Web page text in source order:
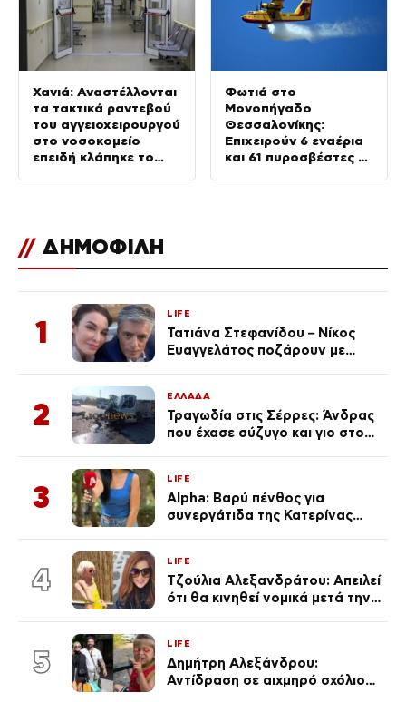
Χανιά: Αναστέλλονται
τα τακτικά ραντεβού
του αγγειοχειρουργού
στο νοσοκομείο
επειδή κλάπηκε το
Φωτιά στο
Μονοπήγαδο
Θεσσαλονίκης:
Επιχειρούν 6 εναέρια
και 61 πυροσβέστες με
// ΔΗΜΟΦΙΛΗ
1
LIFE
Τατιάνα Στεφανίδου – Νίκος
Ευαγγελάτος ποζάρουν με
2
ΕΛΛΑΔΑ
Τραγωδία στις Σέρρες: Άνδρας
που έχασε σύζυγο και γιο στο
3
LIFE
Alpha: Βαρύ πένθος για
συνεργάτιδα της Κατερίνας
του Θεού»
4
LIFE
Τζούλια Αλεξανδράτου: Απειλεί
ότι θα κινηθεί νομικά μετά την
5
LIFE
Δημήτρη Αλεξάνδρου:
Αντίδραση σε αιχμηρό σχόλιο